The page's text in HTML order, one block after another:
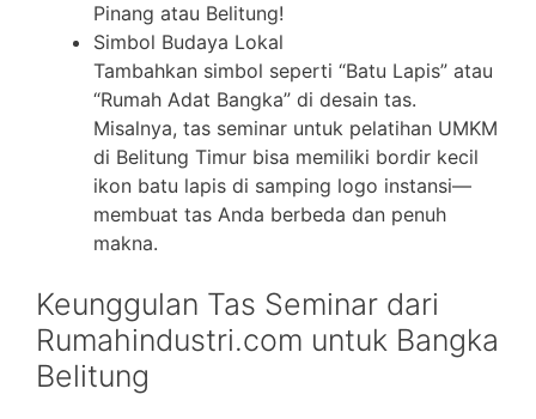
Pinang atau Belitung!
Simbol Budaya Lokal
Tambahkan simbol seperti “Batu Lapis” atau
“Rumah Adat Bangka” di desain tas.
Misalnya, tas seminar untuk pelatihan UMKM
di Belitung Timur bisa memiliki bordir kecil
ikon batu lapis di samping logo instansi—
membuat tas Anda berbeda dan penuh
makna.
Keunggulan Tas Seminar dari
Rumahindustri.com untuk Bangka
Belitung